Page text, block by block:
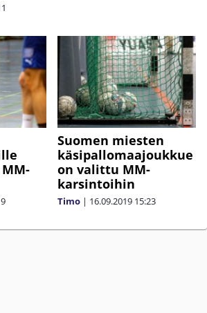
Suomen miesten
käsipallomaajoukkue
on valittu MM-
karsintoihin
Timo | 16.09.2019 15:23